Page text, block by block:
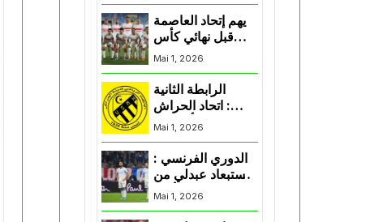
بارادو
يهم إتحاد العاصمة
قبل نهائي كأس
اكاف : الزمالك
يسقط بثلاثية أمام
Mai 1, 2026
الرابطة الثانية
: اتحاد الحراش
يحسم التأهل إلى
“البلاي أوف”
Mai 1, 2026
الدوري الفرنسي :
استبعاد عبدلي من
قائمة مرسيليا أمام
Mai 1, 2026